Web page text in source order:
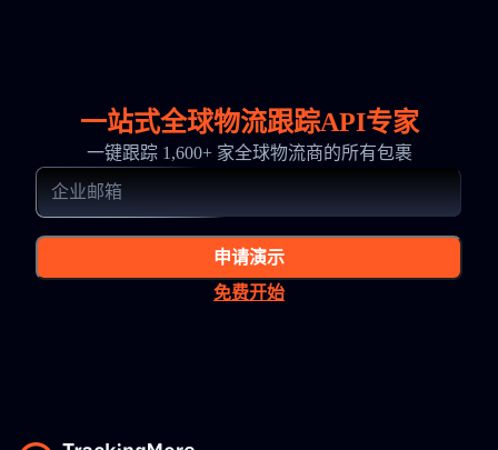
一站式全球物流跟踪API专家
一键跟踪 1,600+ 家全球物流商的所有包裹
申请演示
免费开始